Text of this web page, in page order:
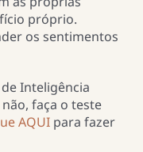
próprio.
os sentimentos
Inteligência
faça o teste
AQUIpara fazer